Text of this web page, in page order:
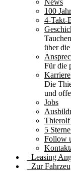
News
100
4-Takt-
über
Für die
Karriere
Die
und
Jobs
Thierolf
5
Follow
Leasing
Zur